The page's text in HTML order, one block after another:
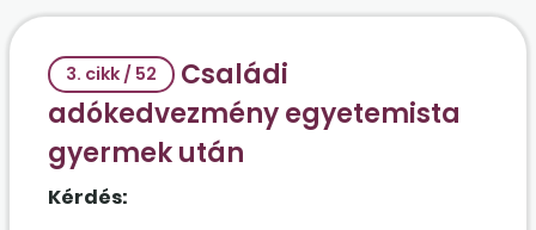
3. cikk / 52
Családi
adókedvezmény egyetemista
gyermek után
Kérdés: